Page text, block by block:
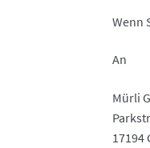
Wenn
An
Mürli
17194